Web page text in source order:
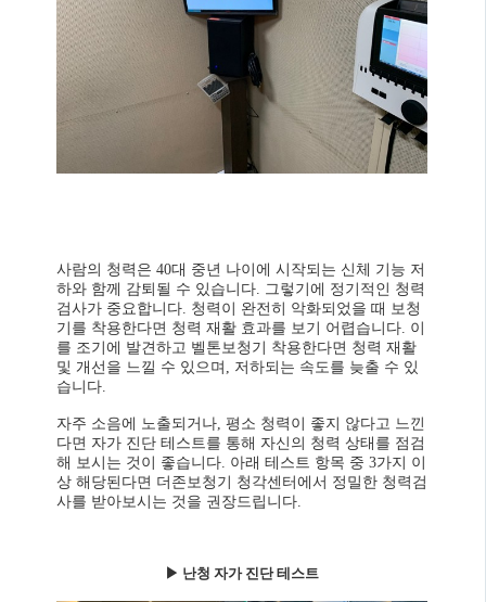
사람의 청력은 40대 중년 나이에 시작되는 신체 기능 저
하와 함께 감퇴될 수 있습니다. 그렇기에 정기적인 청력
검사가 중요합니다. 청력이 완전히 악화되었을 때 보청
기를 착용한다면 청력 재활 효과를 보기 어렵습니다. 이
를 조기에 발견하고 벨톤보청기 착용한다면 청력 재활
및 개선을 느낄 수 있으며, 저하되는 속도를 늦출 수 있
습니다.
자주 소음에 노출되거나, 평소 청력이 좋지 않다고 느낀
다면 자가 진단 테스트를 통해 자신의 청력 상태를 점검
해 보시는 것이 좋습니다. 아래 테스트 항목 중 3가지 이
상 해당된다면 더존보청기 청각센터에서 정밀한 청력검
사를 받아보시는 것을 권장드립니다.
▶ 난청 자가 진단 테스트